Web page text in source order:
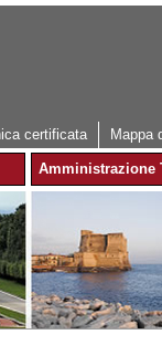
Mappa
certificata
Amministrazione